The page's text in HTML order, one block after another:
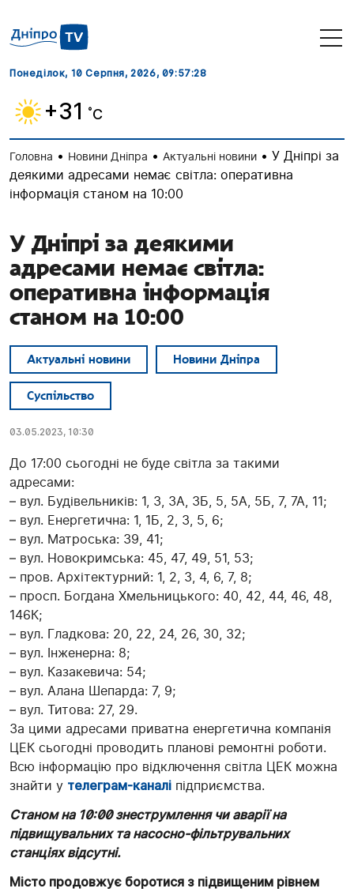
Понеділок, 10 Серпня, 2026, 09:57:29
+31 ˚C
Головна • Новини Дніпра • Актуальні новини • У Дніпрі за
деякими адресами немає світла: оперативна
інформація станом на 10:00
У Дніпрі за деякими
адресами немає світла:
оперативна інформація
станом на 10:00
Актуальні новини Новини Дніпра
Суспільство
03.05.2023, 10:30
До 17:00 сьогодні не буде світла за такими
адресами:
– вул. Будівельників: 1, 3, 3А, 3Б, 5, 5А, 5Б, 7, 7А, 11;
– вул. Енергетична: 1, 1Б, 2, 3, 5, 6;
– вул. Матроська: 39, 41;
– вул. Новокримська: 45, 47, 49, 51, 53;
– пров. Архітектурний: 1, 2, 3, 4, 6, 7, 8;
– просп. Богдана Хмельницького: 40, 42, 44, 46, 48,
146К;
– вул. Гладкова: 20, 22, 24, 26, 30, 32;
– вул. Інженерна: 8;
– вул. Казакевича: 54;
– вул. Алана Шепарда: 7, 9;
– вул. Титова: 27, 29.
За цими адресами приватна енергетична компанія
ЦЕК сьогодні проводить планові ремонтні роботи.
Всю інформацію про відключення світла ЦЕК можна
знайти у телеграм-каналі підприємства.
Станом на 10:00 знеструмлення чи аварії на
підвищувальних та насосно-фільтрувальних
станціях відсутні.
Місто продовжує боротися з підвищеним рівнем